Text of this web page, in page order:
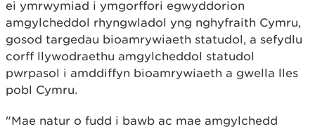
ei ymrwymiad i ymgorffori egwyddorion
amgylcheddol rhyngwladol yng nghyfraith Cymru,
gosod targedau bioamrywiaeth statudol, a sefydlu
corff llywodraethu amgylcheddol statudol
pwrpasol i amddiffyn bioamrywiaeth a gwella lles
pobl Cymru.
"Mae natur o fudd i bawb ac mae amgylchedd